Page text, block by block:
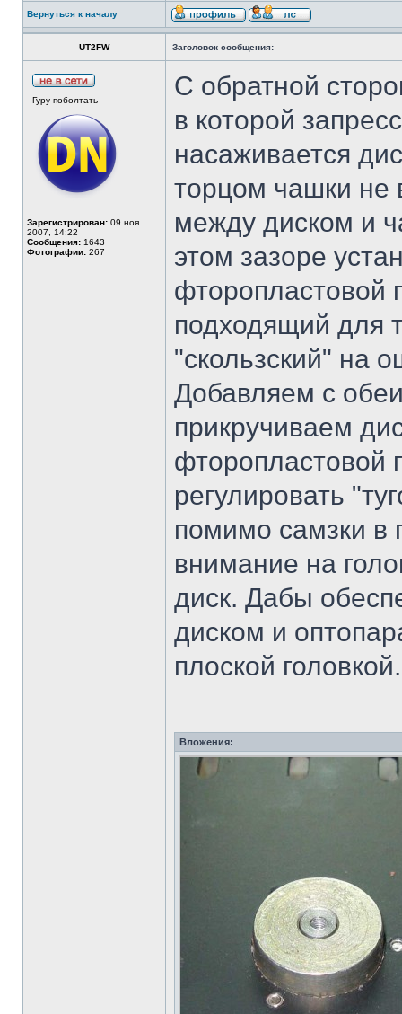
Вернуться к началу
UT2FW Заголовок сообщения:
Гуру поболтать
Зарегистрирован: 09 ноя
2007, 14:22
Сообщения: 1643
Фотографии: 267
С обратной
в которой
насаживается
торцом чашки не
между диском и
этом зазоре
фторопластовой
подходящий для
"скользский" на
Добавляем с
прикручиваем
фторопластовой
регулировать
помимо самзки в
внимание на
диск. Дабы
диском и
плоской головкой.
Вложения: